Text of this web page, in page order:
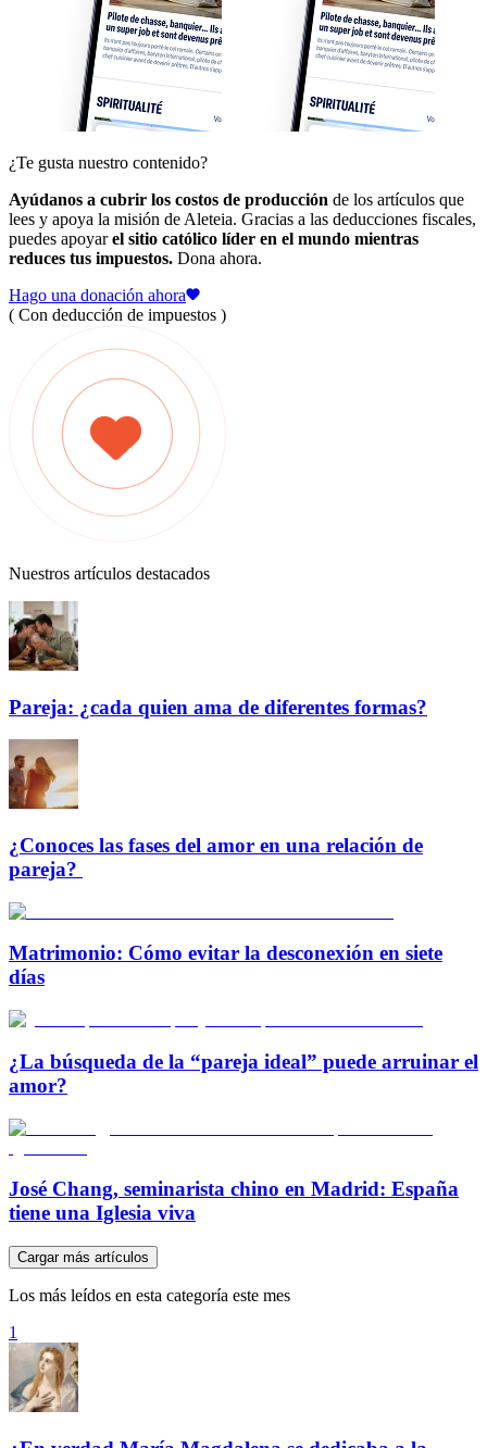
¿Te gusta nuestro contenido?
Ayúdanos a cubrir los costos de producción de los artículos que
lees y apoya la misión de Aleteia. Gracias a las deducciones fiscales,
puedes apoyarel sitio católico líder en el mundo mientras
reduces tus impuestos. Dona ahora.
Hago una donación ahora
( Con deducción de impuestos )
Nuestros artículos destacados
Pareja: ¿cada quien ama de diferentes formas?
¿Conoces las fases del amor en una relación de
pareja?
Matrimonio: Cómo evitar la desconexión en siete
días
¿La búsqueda de la “pareja ideal” puede arruinar el
amor?
José Chang, seminarista chino en Madrid: España
tiene una Iglesia viva
Cargar más artículos
Los más leídos en esta categoría este mes
1